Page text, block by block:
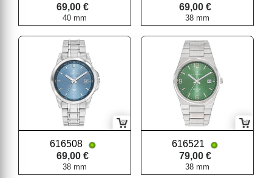
69,00 €
40 mm
69,00 €
38 mm
616508
69,00 €
38 mm
616521
79,00 €
38 mm